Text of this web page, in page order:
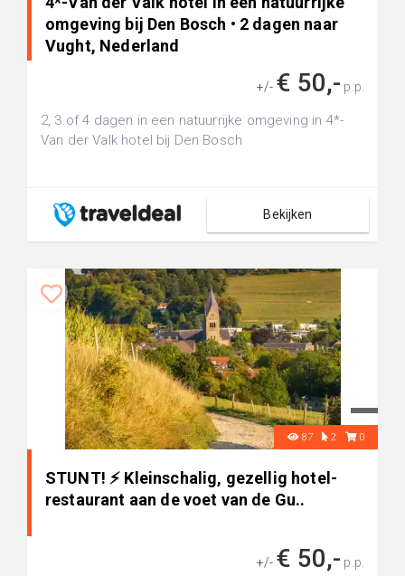
omgeving bij Den Bosch • 2 dagen naar
Vught, Nederland
+/- € 50,- p.p.
2, 3 of 4 dagen in een natuurrijke omgeving in 4*-
Van der Valk hotel bij Den Bosch
Bekijken
87 2 0
STUNT! ⚡ Kleinschalig, gezellig hotel-
restaurant aan de voet van de Gu..
+/- € 50,- p.p.